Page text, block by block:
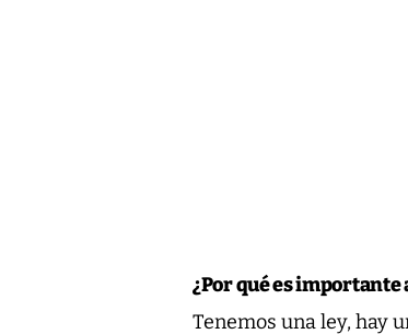
¿Por qué es importante
Tenemos una ley, hay